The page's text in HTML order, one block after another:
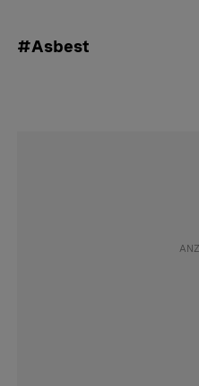
#Asbest